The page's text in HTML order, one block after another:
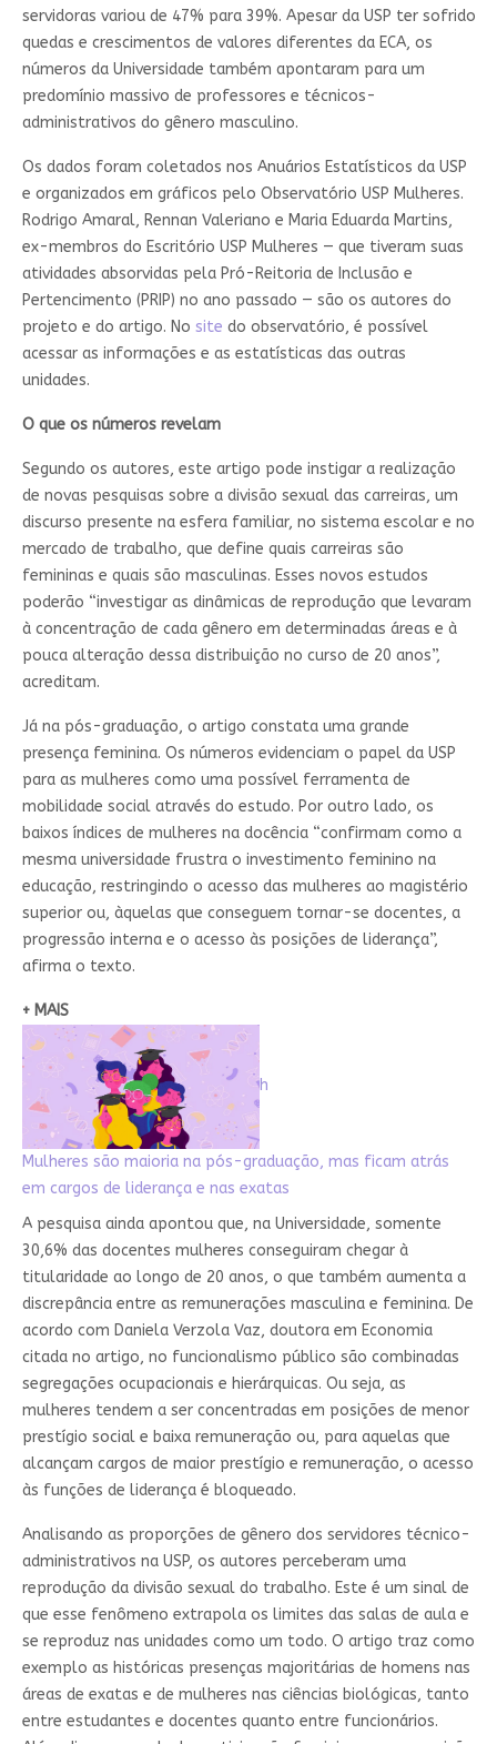
servidoras variou de 47% para 39%. Apesar da USP ter sofrido
quedas e crescimentos de valores diferentes da ECA, os
números da Universidade também apontaram para um
predomínio massivo de professores e técnicos-
administrativos do gênero masculino.
Os dados foram coletados nos Anuários Estatísticos da USP
e organizados em gráficos pelo Observatório USP Mulheres.
Rodrigo Amaral, Rennan Valeriano e Maria Eduarda Martins,
ex-membros do Escritório USP Mulheres — que tiveram suas
atividades absorvidas pela Pró-Reitoria de Inclusão e
Pertencimento (PRIP) no ano passado — são os autores do
projeto e do artigo. No site do observatório, é possível
acessar as informações e as estatísticas das outras
unidades.
O que os números revelam
Segundo os autores, este artigo pode instigar a realização
de novas pesquisas sobre a divisão sexual das carreiras, um
discurso presente na esfera familiar, no sistema escolar e no
mercado de trabalho, que define quais carreiras são
femininas e quais são masculinas. Esses novos estudos
poderão “investigar as dinâmicas de reprodução que levaram
à concentração de cada gênero em determinadas áreas e à
pouca alteração dessa distribuição no curso de 20 anos”,
acreditam.
Já na pós-graduação, o artigo constata uma grande
presença feminina. Os números evidenciam o papel da USP
para as mulheres como uma possível ferramenta de
mobilidade social através do estudo. Por outro lado, os
baixos índices de mulheres na docência “confirmam como a
mesma universidade frustra o investimento feminino na
educação, restringindo o acesso das mulheres ao magistério
superior ou, àquelas que conseguem tornar-se docentes, a
progressão interna e o acesso às posições de liderança”,
afirma o texto.
+ MAIS
h
Mulheres são maioria na pós-graduação, mas ficam atrás
em cargos de liderança e nas exatas
A pesquisa ainda apontou que, na Universidade, somente
30,6% das docentes mulheres conseguiram chegar à
titularidade ao longo de 20 anos, o que também aumenta a
discrepância entre as remunerações masculina e feminina. De
acordo com Daniela Verzola Vaz, doutora em Economia
citada no artigo, no funcionalismo público são combinadas
segregações ocupacionais e hierárquicas. Ou seja, as
mulheres tendem a ser concentradas em posições de menor
prestígio social e baixa remuneração ou, para aquelas que
alcançam cargos de maior prestígio e remuneração, o acesso
às funções de liderança é bloqueado.
Analisando as proporções de gênero dos servidores técnico-
administrativos na USP, os autores perceberam uma
reprodução da divisão sexual do trabalho. Este é um sinal de
que esse fenômeno extrapola os limites das salas de aula e
se reproduz nas unidades como um todo. O artigo traz como
exemplo as históricas presenças majoritárias de homens nas
áreas de exatas e de mulheres nas ciências biológicas, tanto
entre estudantes e docentes quanto entre funcionários.